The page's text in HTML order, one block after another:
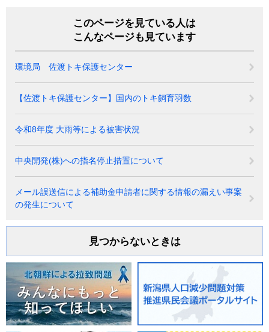
このページを見ている人は
こんなページも見ています
環境局 佐渡トキ保護センター
【佐渡トキ保護センター】国内のトキ飼育羽数
令和8年度 大雨等による被害状況
中央開発(株)への指名停止措置について
メール誤送信による補助金申請者に関する情報の漏えい事案
の発生について
見つからないときは